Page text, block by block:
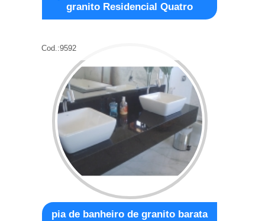
granito Residencial Quatro
Cod.:9592
pia de banheiro de granito barata